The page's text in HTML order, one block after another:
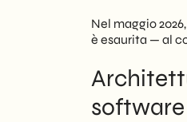
In
Nel maggio
è esaurita — al
software